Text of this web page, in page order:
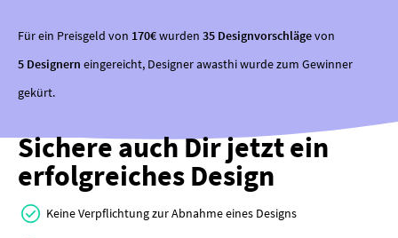
Für ein Preisgeld von 170€wurden 35 Designvorschlägevon
5 Designern eingereicht, Designer awasthi wurde zum Gewinner
gekürt.
Sichere auch Dir jetzt ein
erfolgreiches Design
Keine Verpflichtung zur Abnahme eines Designs